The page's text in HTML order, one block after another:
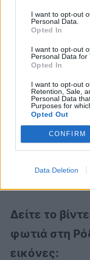
I want to opt-out
Personal Data.
Opted In
I want to opt-out
Personal Data for
Opted In
I want to opt-out
Retention, Sale,
Personal Data
Purposes for
Opted Out
CONFIRM
Data Deletion
Μικροί και
διαφυγής,
στα χέρια και
έχουν
βοηθήσουν
εικόνες που
Δείτε το
φωτιά στη
εικόνες: